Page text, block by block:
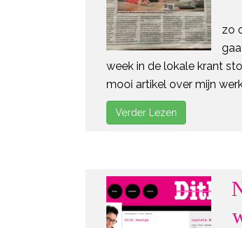
zo
week in de lokale krant
mooi artikel over mijn
Verder Lezen